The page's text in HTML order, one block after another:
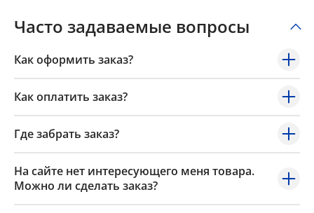
Часто задаваемые вопросы
Как оформить заказ?
Как оплатить заказ?
Где забрать заказ?
На сайте нет интересующего меня товара.
Можно ли сделать заказ?